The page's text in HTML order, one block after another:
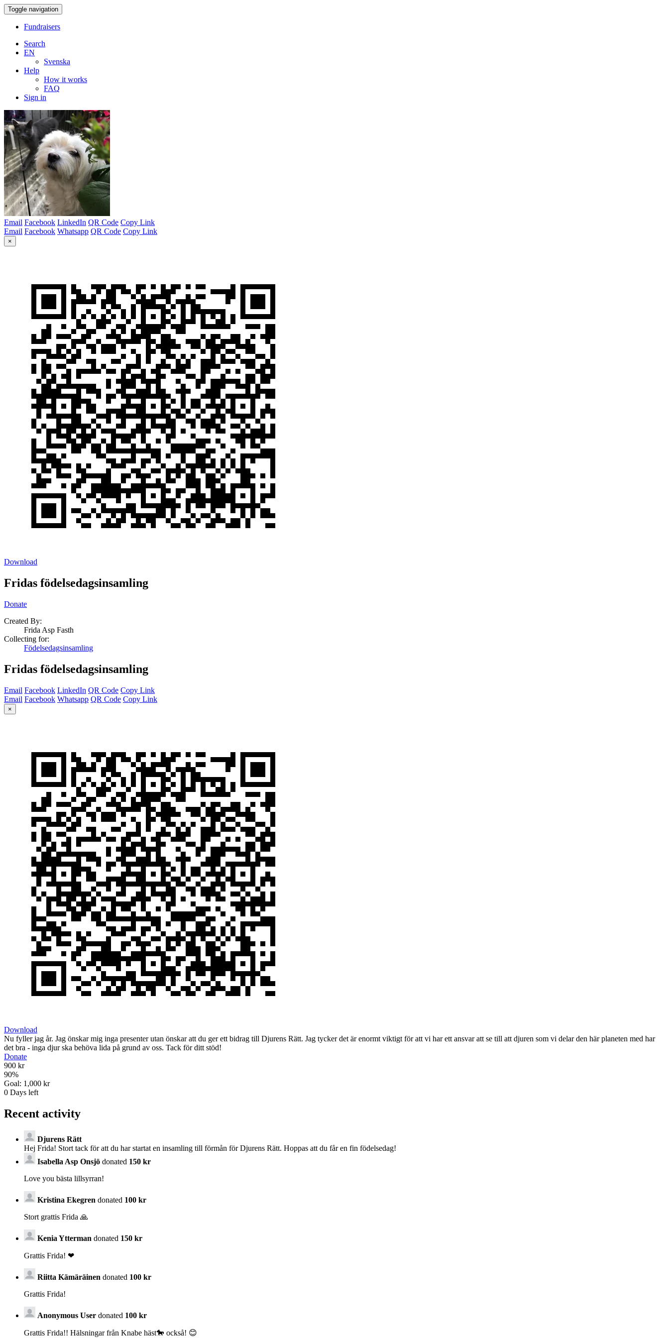
Toggle navigation
Fundraisers
Search
EN
Svenska
Help
How it works
FAQ
Sign in
Email Facebook LinkedIn QR Code Copy Link
Email Facebook Whatsapp QR Code Copy Link
×
Download
Fridas födelsedagsinsamling
Donate
Created By:
Frida Asp Fasth
Collecting for:
Födelsedagsinsamling
Fridas födelsedagsinsamling
Email Facebook LinkedIn QR Code Copy Link
Email Facebook Whatsapp QR Code Copy Link
×
Download
Nu fyller jag år. Jag önskar mig inga presenter utan önskar att du ger ett bidrag till Djurens Rätt. Jag tycker det är enormt viktigt för att vi har ett ansvar att se till att djuren som vi delar den här planeten med har
det bra - inga djur ska behöva lida på grund av oss. Tack för ditt stöd!
Donate
900 kr
90%
Goal: 1,000 kr
0 Days left
Recent activity
Djurens Rätt
Hej Frida! Stort tack för att du har startat en insamling till förmån för Djurens Rätt. Hoppas att du får en fin födelsedag!
Isabella Asp Onsjö donated 150 kr
Love you bästa lillsyrran!
Kristina Ekegren donated 100 kr
Stort grattis Frida 🙏
Kenia Ytterman donated 150 kr
Grattis Frida! ❤
Riitta Kämäräinen donated 100 kr
Grattis Frida!
Anonymous User donated 100 kr
Grattis Frida!! Hälsningar från Knabe häst🐎 också! 😊